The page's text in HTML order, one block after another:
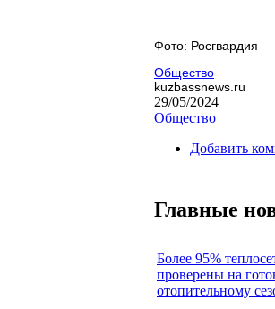
Фото: Росгвардия
Общество
kuzbassnews.ru
29/05/2024
Общество
Добавить
Главные
Более 95%
проверены на
отопительному